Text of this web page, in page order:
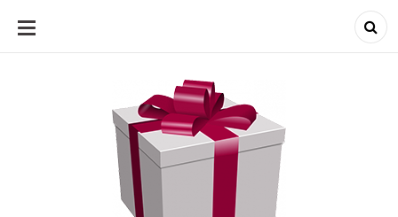
ALLER
CONTENU
J'adore les cadeaux